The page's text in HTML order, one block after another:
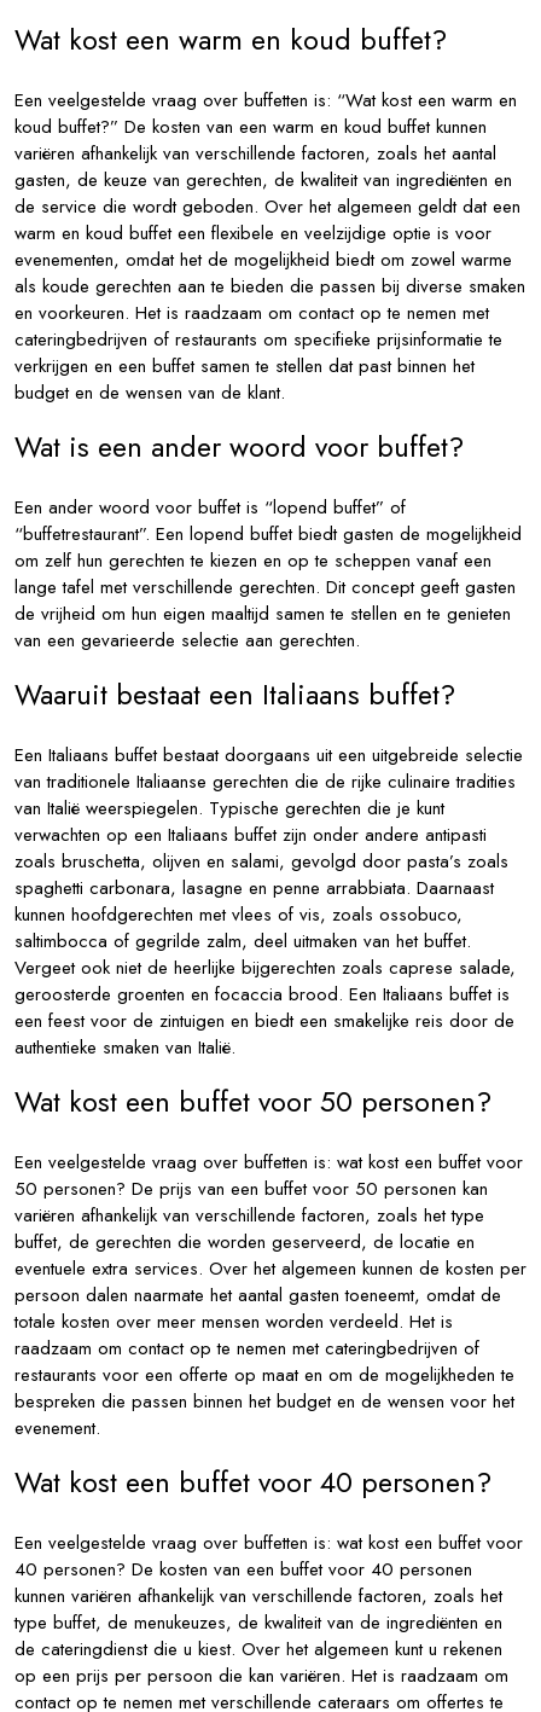
Wat kost een warm en koud buffet?
Een veelgestelde vraag over buffetten is: “Wat kost een warm en
koud buffet?” De kosten van een warm en koud buffet kunnen
variëren afhankelijk van verschillende factoren, zoals het aantal
gasten, de keuze van gerechten, de kwaliteit van ingrediënten en
de service die wordt geboden. Over het algemeen geldt dat een
warm en koud buffet een flexibele en veelzijdige optie is voor
evenementen, omdat het de mogelijkheid biedt om zowel warme
als koude gerechten aan te bieden die passen bij diverse smaken
en voorkeuren. Het is raadzaam om contact op te nemen met
cateringbedrijven of restaurants om specifieke prijsinformatie te
verkrijgen en een buffet samen te stellen dat past binnen het
budget en de wensen van de klant.
Wat is een ander woord voor buffet?
Een ander woord voor buffet is “lopend buffet” of
“buffetrestaurant”. Een lopend buffet biedt gasten de mogelijkheid
om zelf hun gerechten te kiezen en op te scheppen vanaf een
lange tafel met verschillende gerechten. Dit concept geeft gasten
de vrijheid om hun eigen maaltijd samen te stellen en te genieten
van een gevarieerde selectie aan gerechten.
Waaruit bestaat een Italiaans buffet?
Een Italiaans buffet bestaat doorgaans uit een uitgebreide selectie
van traditionele Italiaanse gerechten die de rijke culinaire tradities
van Italië weerspiegelen. Typische gerechten die je kunt
verwachten op een Italiaans buffet zijn onder andere antipasti
zoals bruschetta, olijven en salami, gevolgd door pasta’s zoals
spaghetti carbonara, lasagne en penne arrabbiata. Daarnaast
kunnen hoofdgerechten met vlees of vis, zoals ossobuco,
saltimbocca of gegrilde zalm, deel uitmaken van het buffet.
Vergeet ook niet de heerlijke bijgerechten zoals caprese salade,
geroosterde groenten en focaccia brood. Een Italiaans buffet is
een feest voor de zintuigen en biedt een smakelijke reis door de
authentieke smaken van Italië.
Wat kost een buffet voor 50 personen?
Een veelgestelde vraag over buffetten is: wat kost een buffet voor
50 personen? De prijs van een buffet voor 50 personen kan
variëren afhankelijk van verschillende factoren, zoals het type
buffet, de gerechten die worden geserveerd, de locatie en
eventuele extra services. Over het algemeen kunnen de kosten per
persoon dalen naarmate het aantal gasten toeneemt, omdat de
totale kosten over meer mensen worden verdeeld. Het is
raadzaam om contact op te nemen met cateringbedrijven of
restaurants voor een offerte op maat en om de mogelijkheden te
bespreken die passen binnen het budget en de wensen voor het
evenement.
Wat kost een buffet voor 40 personen?
Een veelgestelde vraag over buffetten is: wat kost een buffet voor
40 personen? De kosten van een buffet voor 40 personen
kunnen variëren afhankelijk van verschillende factoren, zoals het
type buffet, de menukeuzes, de kwaliteit van de ingrediënten en
de cateringdienst die u kiest. Over het algemeen kunt u rekenen
op een prijs per persoon die kan variëren. Het is raadzaam om
contact op te nemen met verschillende cateraars om offertes te